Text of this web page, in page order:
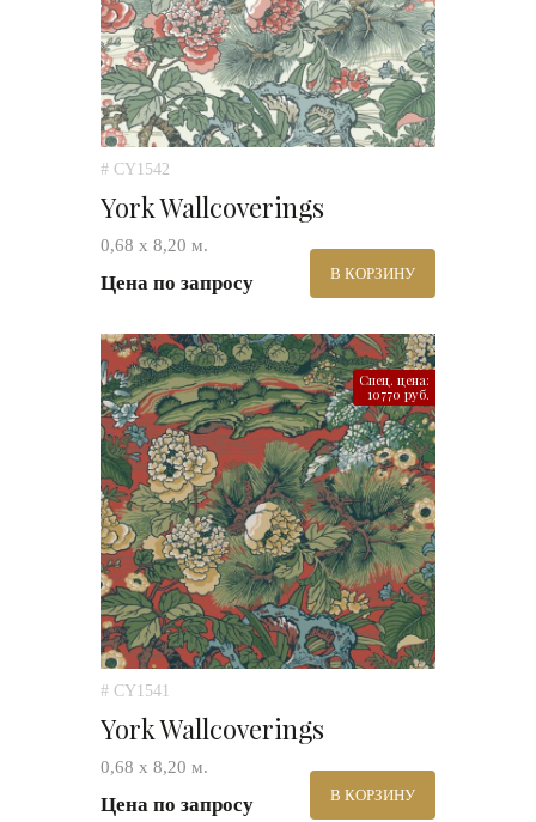
# CY1542
York Wallcoverings
0,68 х 8,20 м.
Цена по запросу В КОРЗИНУ
Спец. цена:
10770 руб.
# CY1541
York Wallcoverings
0,68 х 8,20 м.
Цена по запросу В КОРЗИНУ